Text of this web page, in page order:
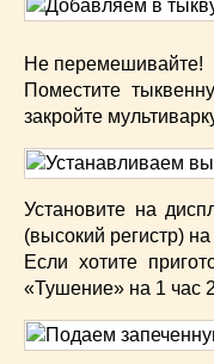
Не перемешивайте!
Поместите
закройте
Установите на
(высокий регистр) на
Если хотите
«Тушение» на 1 час